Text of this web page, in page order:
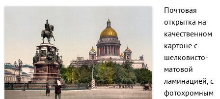
Почтовая
открытка на
качественном
картоне с
шелковисто-
матовой
ламинацией, с
фотохромным